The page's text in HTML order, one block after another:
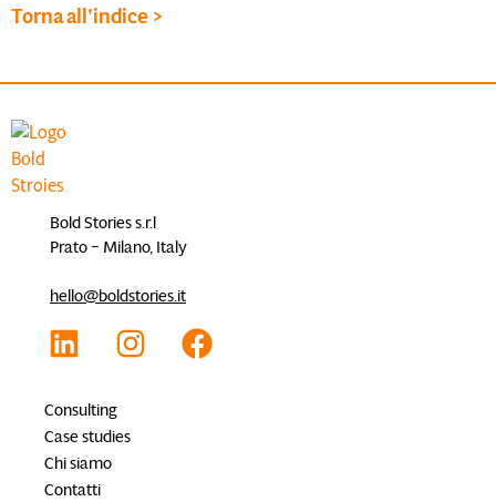
Torna all'indice >
Bold Stories s.r.l
Prato – Milano, Italy
hello@boldstories.it
Consulting
Case studies
Chi siamo
Contatti